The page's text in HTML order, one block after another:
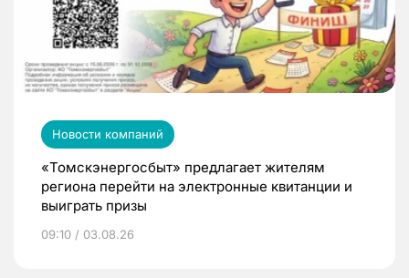
Новости компаний
«Томскэнергосбыт» предлагает жителям
региона перейти на электронные квитанции и
выиграть призы
09:10 / 03.08.26